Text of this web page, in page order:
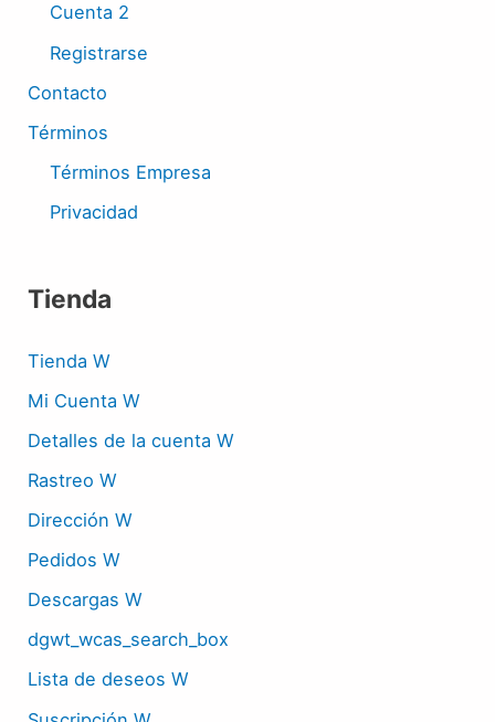
Cuenta 2
Registrarse
Contacto
Términos
Términos Empresa
Privacidad
Tienda
Tienda W
Mi Cuenta W
Detalles de la cuenta W
Rastreo W
Dirección W
Pedidos W
Descargas W
dgwt_wcas_search_box
Lista de deseos W